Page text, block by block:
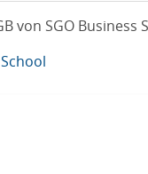
von SGO Business